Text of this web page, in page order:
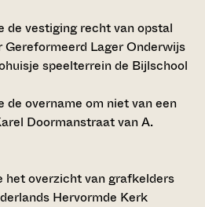
de vestiging recht van opstal
Gereformeerd Lager Onderwijs
speelterrein de Bijlschool
overname om niet van een
Doormanstraat van A.
het overzicht van grafkelders
Hervormde Kerk